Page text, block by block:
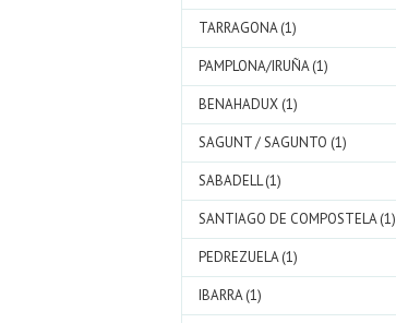
TARRAGONA (1)
PAMPLONA/IRUÑA (1)
BENAHADUX (1)
SAGUNT / SAGUNTO (1)
SABADELL (1)
SANTIAGO DE COMPOSTELA (1)
PEDREZUELA (1)
IBARRA (1)